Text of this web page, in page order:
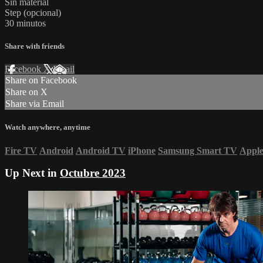
Sin material
Step (opcional)
30 minutos
Share with friends
Facebook XEmail
Share on Facebook
Share on X
Share via Email
Watch anywhere, anytime
Fire TV Android Android TV iPhone Samsung Smart TV
Up Next in Octubre 2023